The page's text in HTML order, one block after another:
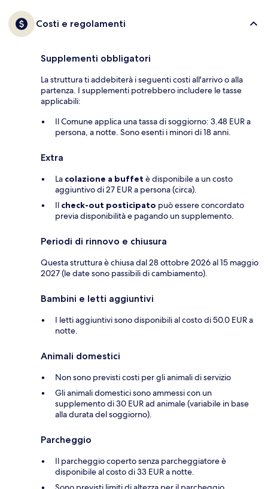
Costi e regolamenti
Supplementi obbligatori
La struttura ti addebiterà i seguenti costi all'arrivo o alla
partenza. I supplementi potrebbero includere le tasse
applicabili:
Il Comune applica una tassa di soggiorno: 3.48 EUR a
persona, a notte. Sono esenti i minori di 18 anni.
Extra
La colazione a buffet è disponibile a un costo
aggiuntivo di 27 EUR a persona (circa).
Il check-out posticipato può essere concordato
previa disponibilità e pagando un supplemento.
Periodi di rinnovo e chiusura
Questa struttura è chiusa dal 28 ottobre 2026 al 15 maggio
2027 (le date sono passibili di cambiamento).
Bambini e letti aggiuntivi
I letti aggiuntivi sono disponibili al costo di 50.0 EUR a
notte.
Animali domestici
Non sono previsti costi per gli animali di servizio
Gli animali domestici sono ammessi con un
supplemento di 30 EUR ad animale (variabile in base
alla durata del soggiorno).
Parcheggio
Il parcheggio coperto senza parcheggiatore è
disponibile al costo di 33 EUR a notte.